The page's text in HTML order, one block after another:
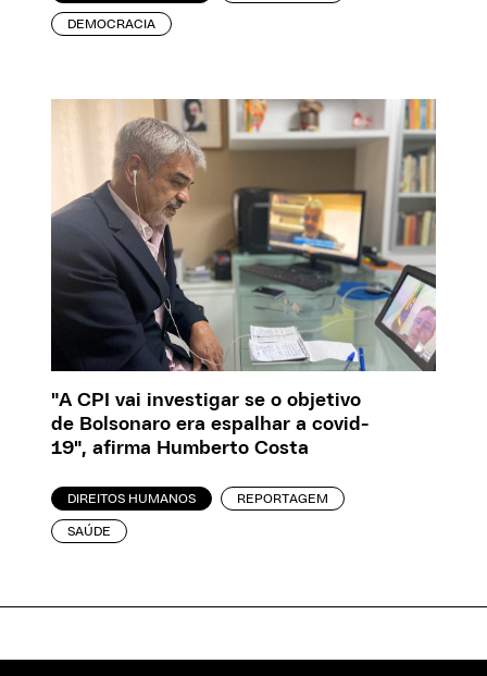
DEMOCRACIA
"A CPI vai investigar se o objetivo
de Bolsonaro era espalhar a covid-
19", afirma Humberto Costa
DIREITOS HUMANOS REPORTAGEM
SAÚDE